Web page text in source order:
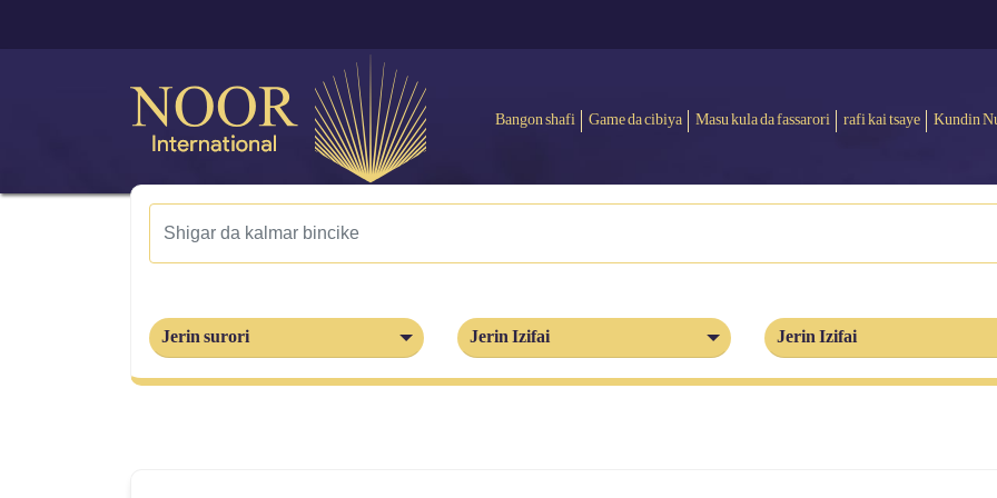
Bangon shafi Game da cibiya Masu kula da fassarori rafi kai tsaye Kundin
Jerin surori Jerin Izifai Jerin Izifai